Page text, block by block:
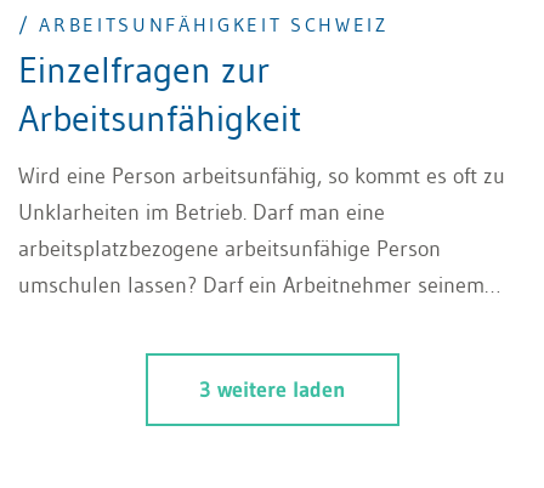
/ ARBEITSUNFÄHIGKEIT SCHWEIZ
Einzelfragen zur
Arbeitsunfähigkeit
Wird eine Person arbeitsunfähig, so kommt es oft zu
Unklarheiten im Betrieb. Darf man eine
arbeitsplatzbezogene arbeitsunfähige Person
umschulen lassen? Darf ein Arbeitnehmer seinem
und genügt ein Arztzeugnis als Beweisbelast für die
Arbeitsunfähigkeit Schweiz? Unsere Autorin Frau
Astrid Lienhart erläutert Ihnen in wenigen Worten, auf
3 weitere laden